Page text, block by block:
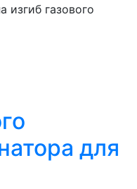
изгиб газового
для